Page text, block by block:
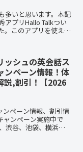
多いと思います。本記
アプリHallo Talkつい
。このアプリを使え
ッシュの英会話ス
ンペーン情報！体
説,割引！【2026
ンペーン情報、割引情
ャンペーン実施中で
渋谷、池袋、横浜、